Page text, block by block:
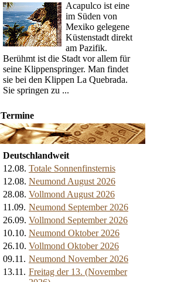
Acapulco ist eine
im Süden von
Mexiko gelegene
Küstenstadt direkt
am Pazifik.
Berühmt ist die Stadt vor allem für
seine Klippenspringer. Man findet
sie bei den Klippen La Quebrada.
Sie springen zu ...
Termine
Deutschlandweit
12.08. Totale Sonnenfinsternis
12.08. Neumond August 2026
28.08. Vollmond August 2026
11.09. Neumond September 2026
26.09. Vollmond September 2026
10.10. Neumond Oktober 2026
26.10. Vollmond Oktober 2026
09.11. Neumond November 2026
13.11. Freitag der 13. (November